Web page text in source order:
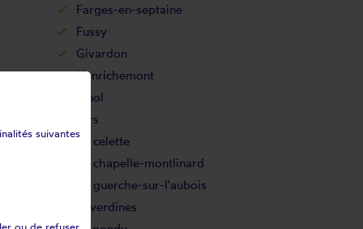
Farges-en-septaine
Fussy
Givardon
Henrichemont
Ignol
Jars
La celette
La chapelle-montlinard
La guerche-sur-l'aubois
Laverdines
suivantes